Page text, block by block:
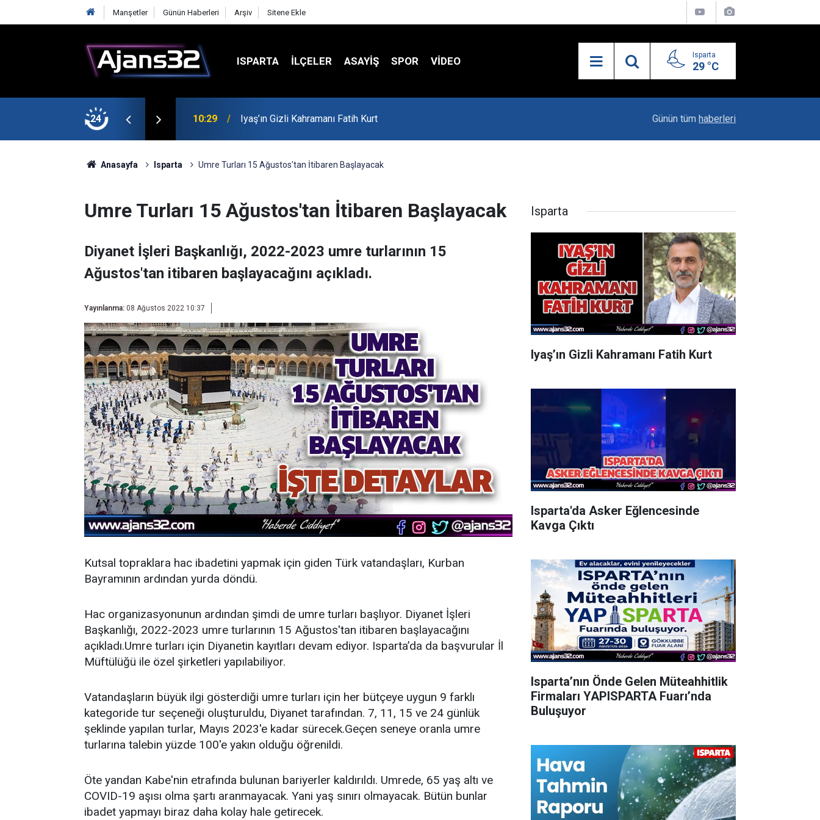
Manşetler Günün Haberleri Arşiv Sitene Ekle
ISPARTA İLÇELER ASAYİŞ SPOR VIDEO Isparta
29 °C
24 00:52 Isparta'da Asker Eğlencesinde Kavga Çıktı Uzaktan Hasta Değerlendirme Sistemi İle Yeni
Günün tüm haberleri
Anasayfa Isparta Umre Turları 15 Ağustos'tan İtibaren Başlayacak
Umre Turları 15 Ağustos'tan İtibaren Başlayacak
Diyanet İşleri Başkanlığı, 2022-2023 umre turlarının 15
Ağustos'tan itibaren başlayacağını açıkladı.
Yayınlanma: 08 Ağustos 2022 10:37
Kutsal topraklara hac ibadetini yapmak için giden Türk vatandaşları, Kurban
Bayramının ardından yurda döndü.
Hac organizasyonunun ardından şimdi de umre turları başlıyor. Diyanet İşleri
Başkanlığı, 2022-2023 umre turlarının 15 Ağustos'tan itibaren başlayacağını
açıkladı.Umre turları için Diyanetin kayıtları devam ediyor. Isparta’da da başvurular İl
Müftülüğü ile özel şirketleri yapılabiliyor.
Vatandaşların büyük ilgi gösterdiği umre turları için her bütçeye uygun 9 farklı
kategoride tur seçeneği oluşturuldu, Diyanet tarafından. 7, 11, 15 ve 24 günlük
şeklinde yapılan turlar, Mayıs 2023'e kadar sürecek.Geçen seneye oranla umre
turlarına talebin yüzde 100'e yakın olduğu öğrenildi.
Öte yandan Kabe'nin etrafında bulunan bariyerler kaldırıldı. Umrede, 65 yaş altı ve
COVID-19 aşısı olma şartı aranmayacak. Yani yaş sınırı olmayacak. Bütün bunlar
ibadet yapmayı biraz daha kolay hale getirecek.
Isparta
Iyaş’ın Gizli Kahramanı Fatih Kurt
Isparta'da Asker Eğlencesinde
Kavga Çıktı
Isparta’nın Önde Gelen Müteahhitlik
Firmaları YAPISPARTA Fuarı’nda
Buluşuyor